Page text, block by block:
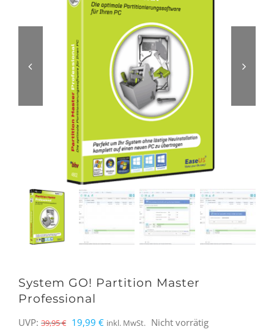
System GO! Partition Master
Professional
UVP: 39,95€ Ursprünglicher
19,99 €Aktueller
inkl. MwSt. Nicht vorrätig